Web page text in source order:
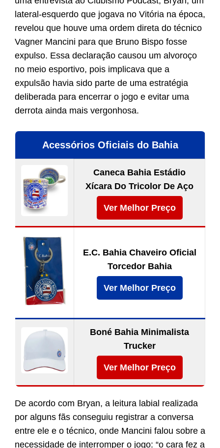
lateral-esquerdo que jogava no Vitória na época,
revelou que houve uma ordem direta do técnico
Vagner Mancini para que Bruno Bispo fosse
expulso. Essa declaração causou um alvoroço
no meio esportivo, pois implicava que a
expulsão havia sido parte de uma estratégia
deliberada para encerrar o jogo e evitar uma
derrota ainda mais vergonhosa.
Acessórios Oficiais do Bahia
Caneca Bahia Estádio
Xícara Do Tricolor De Aço
Ver Melhor Preço
E.C. Bahia Chaveiro Oficial
Torcedor Bahia
Ver Melhor Preço
Boné Bahia Minimalista
Trucker
Ver Melhor Preço
De acordo com Bryan, a leitura labial realizada
por alguns fãs conseguiu registrar a conversa
entre ele e o técnico, onde Mancini falou sobre a
necessidade de interromper o jogo: “o cara fez a